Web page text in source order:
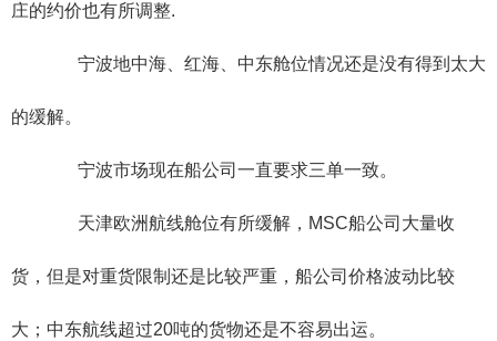
庄的约价也有所调整.
宁波地中海、红海、中东舱位情况还是没有得到太大
的缓解。
宁波市场现在船公司一直要求三单一致。
天津欧洲航线舱位有所缓解，MSC船公司大量收
货，但是对重货限制还是比较严重，船公司价格波动比较
大；中东航线超过20吨的货物还是不容易出运。